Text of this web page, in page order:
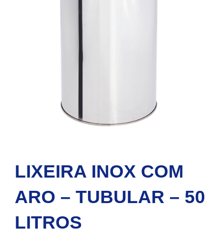
LIXEIRA INOX COM
ARO – TUBULAR – 50
LITROS